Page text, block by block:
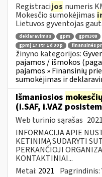
Registracijos numeris
Mokesčio sumokėjimas
Lietuvos gyventojas
deklaravimas gpm gpm308
gpmį 17 str 1 d 30 p
finansinės
žinyno kategorijos:
pajamos / išmokos
pajamos » Finansinių
sumokėjimas ir
Išmaniosios mokesčių
(i.SAF, i.VAZ
Web turinio sąrašas
INFORMACIJA APIE
KETINIMĄ SUDARYTI
PERKANČIOJI
KONTAKTINIAI...
Metai: 2021 Pagrindinis: